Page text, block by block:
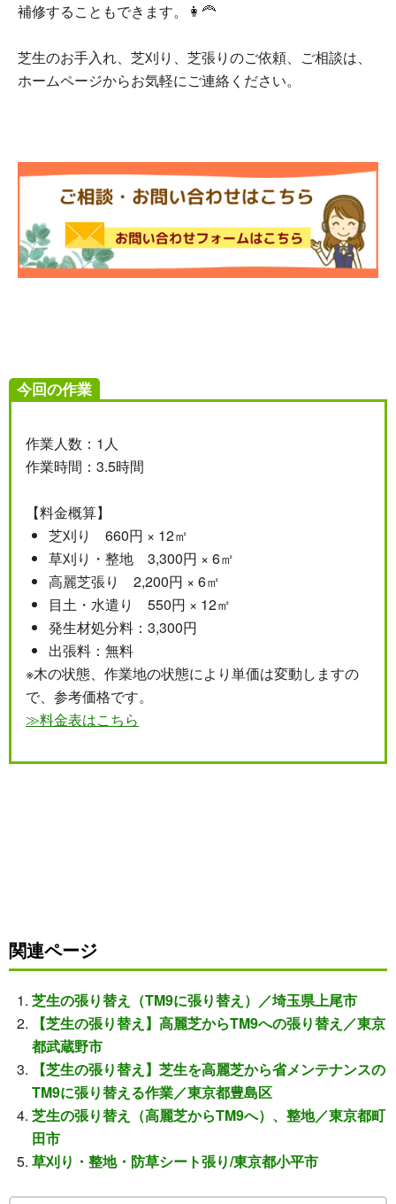
補修することもできます。👩‍🦰
芝生のお手入れ、芝刈り、芝張りのご依頼、ご相談は、
ホームページからお気軽にご連絡ください。
今回の作業
作業人数：1人
作業時間：3.5時間
【料金概算】
芝刈り 660円 × 12㎡
草刈り・整地 3,300円 × 6㎡
高麗芝張り 2,200円 × 6㎡
目土・水遣り 550円 × 12㎡
発生材処分料：3,300円
出張料：無料
※木の状態、作業地の状態により単価は変動しますの
で、参考価格です。
≫料金表はこちら
関連ページ
芝生の張り替え（TM9に張り替え）／埼玉県上尾市
【芝生の張り替え】高麗芝からTM9への張り替え／東京
都武蔵野市
【芝生の張り替え】芝生を高麗芝から省メンテナンスの
TM9に張り替える作業／東京都豊島区
芝生の張り替え（高麗芝からTM9へ）、整地／東京都町
田市
草刈り・整地・防草シート張り/東京都小平市